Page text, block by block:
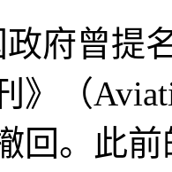
府曾提
》（
回。此